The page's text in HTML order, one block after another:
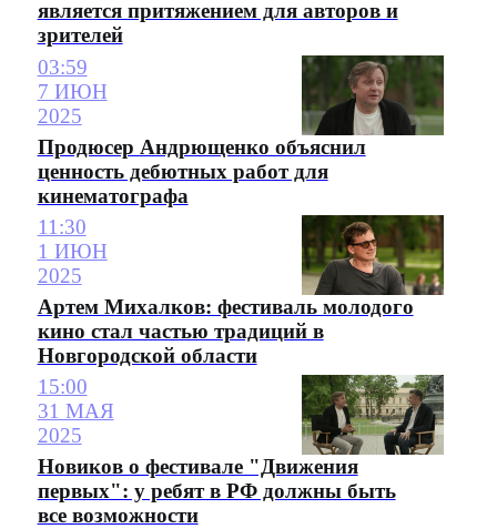
является притяжением для авторов и
зрителей
03:59
7 ИЮН
2025
Продюсер Андрющенко объяснил
ценность дебютных работ для
кинематографа
11:30
1 ИЮН
2025
Артем Михалков: фестиваль молодого
кино стал частью традиций в
Новгородской области
15:00
31 МАЯ
2025
Новиков о фестивале "Движения
первых": у ребят в РФ должны быть
все возможности